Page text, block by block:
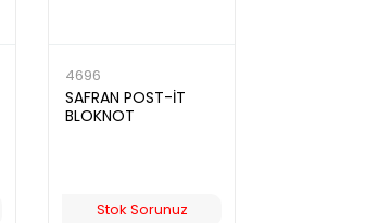
4696
SAFRAN POST-İT
BLOKNOT
Stok Sorunuz